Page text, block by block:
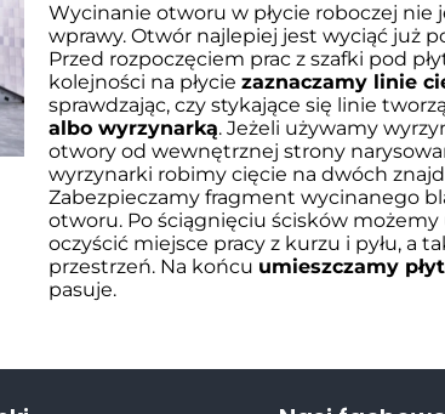
Wycinanie otworu w płycie roboczej
wprawy. Otwór najlepiej jest wyciąć już
Przed rozpoczęciem prac z szafki pod
kolejności na płycie zaznaczamy linie
sprawdzając, czy stykające się linie
albo wyrzynarką. Jeżeli używamy
otwory od wewnętrznej strony
wyrzynarki robimy cięcie na dwóch
Zabezpieczamy fragment wycinanego
otworu. Po ściągnięciu ścisków
oczyścić miejsce pracy z kurzu i pyłu, a
przestrzeń. Na końcu umieszczamy
pasuje.